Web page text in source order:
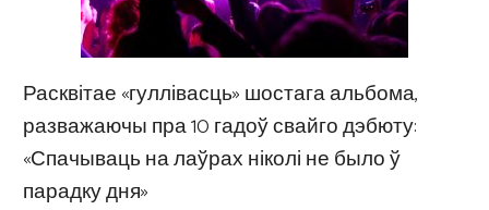
Расквітае «гуллівасць» шостага альбома,
разважаючы пра 10 гадоў свайго дэбюту:
«Спачываць на лаўрах ніколі не было ў
парадку дня»